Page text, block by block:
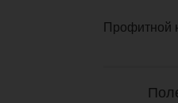
Профитной